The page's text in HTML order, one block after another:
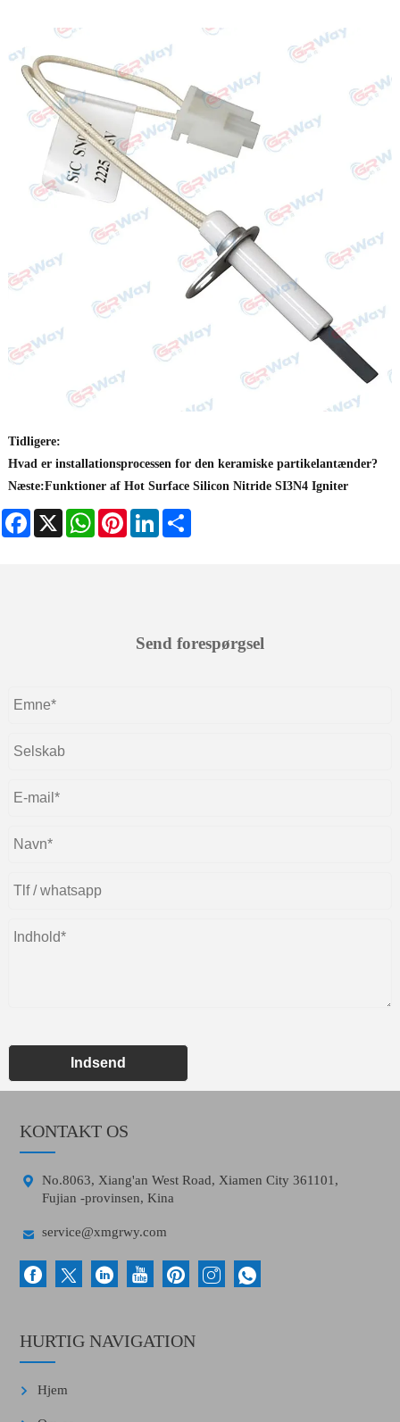
Tidligere:
Hvad er installationsprocessen for den keramiske partikelantænder?
Næste:Funktioner af Hot Surface Silicon Nitride SI3N4 Igniter
Facebook
X WhatsAppPinterestLinkedIn
Send forespørgsel
Indsend
KONTAKT OS

No.8063, Xiang'an West Road, Xiamen City 361101,
Fujian -provinsen, Kina
 service@xmgrwy.com
HURTIG NAVIGATION
Hjem